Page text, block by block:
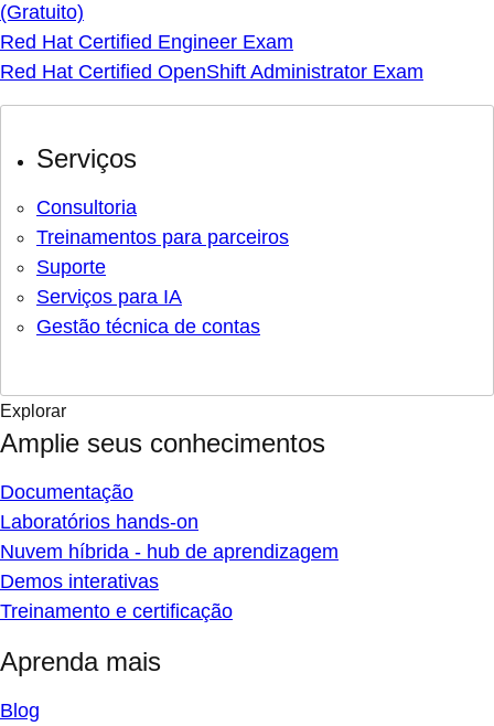
(Gratuito)
Red Hat Certified Engineer Exam
Red Hat Certified OpenShift Administrator Exam
Serviços
Consultoria
Treinamentos para parceiros
Suporte
Serviços para IA
Gestão técnica de contas
Explorar
Amplie seus conhecimentos
Documentação
Laboratórios hands-on
Nuvem híbrida - hub de aprendizagem
Demos interativas
Treinamento e certificação
Aprenda mais
Blog